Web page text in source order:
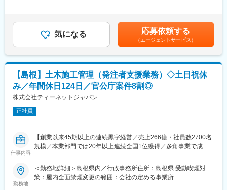
・MW: Oracle, Tomcat, Apache, nginx 等
・コミュニケーション: Slack, Teams, Miro, メール 等
・その他: 生成AIツール（ChatGPT/Gemini等）の活用を推奨して
います
変更の範囲：会社の定める業務
川・道路工事等）の発注者側の業務をサポートすることです。
発注者が実施する工事の積算や確認・検査などの業務を補助支援
します。
【具体的な業務】
・公共事業における各種資料作成や工事費用の算出補助
・工事を実行するために必要な資料作成
・工事の施工状況チェック
・工事検査などへの参加・立ち合い
ただけます。
発注者支援業務ならではのやり方は、OJTで先輩が丁寧に指導し
ワークライフバランス良く働くことが可能な職場です。
＞上記予定年収はこれまでのご経験・年齢・スキルなどを考慮の
上で最終決定いたします。■昇給：年1回（7月）■賞与：年2回（6
月、12月 ）賃金はあくまでも目安の金額であり、選考を通じて上
下する可能性があります。月給(月額)は固定手当を含めた表記で
す。
気になる 応募依頼する
（エージェントサービス）
【島根】土木施工管理（発注者支援業務）◇土日祝休
み／年間休日124日／官公庁案件8割◎
株式会社ティーネットジャパン
正社員
仕事内容
【創業以来45期以上の連続黒字経営／売上266億・社員数2700名
規模／本業部門では20年以上連続全国1位獲得／多角事業で成長
【職務概要】
勤務地
＜勤務地詳細＞島根県内／行政事務所住所：島根県 受動喫煙対
策：屋内全面禁煙変更の範囲：会社の定める事業所